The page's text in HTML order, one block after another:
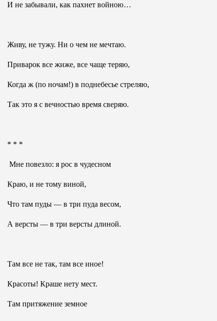
И не забывали, как пахнет войною…
Живу, не тужу. Ни о чем не мечтаю.
Приварок все жиже, все чаще теряю,
Когда ж (по ночам!) в поднебесье стреляю,
Так это я с вечностью время сверяю.
* * *
Мне повезло: я рос в чудесном
Краю, и не тому виной,
Что там пуды — в три пуда весом,
А версты — в три версты длиной.
Там все не так, там все иное!
Красоты! Краше нету мест.
Там притяжение земное